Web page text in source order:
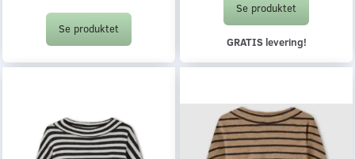
Se produktet
Se produktet
GRATIS levering!